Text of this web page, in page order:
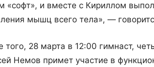
«софт», и вместе с Кириллом
мышц всего тела», —
того, 28 марта в 12:00 гимнаст,
Немов примет участие в